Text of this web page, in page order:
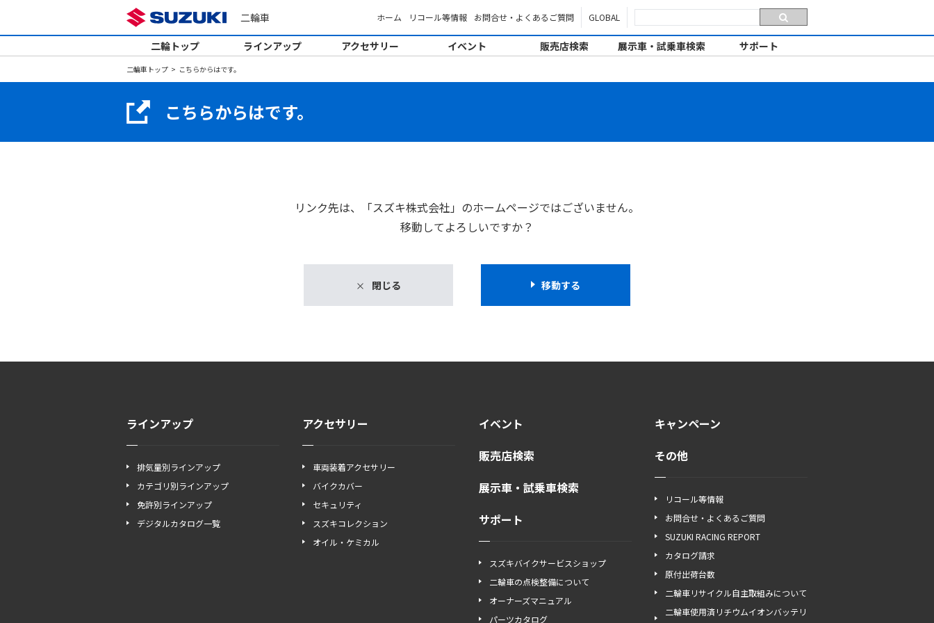
二輪車 ホーム リコール等情報 お問合せ・よくあるご質問 GLOBAL
二輪トップ ラインアップ アクセサリー イベント 販売店検索 展示車・試乗車検索 サポート
二輪車トップ こちらからはです。
こちらからはです。
リンク先は、「スズキ株式会社」のホームページではございません。
移動してよろしいですか？
閉じる 移動する
ラインアップ
排気量別ラインアップ
カテゴリ別ラインアップ
免許別ラインアップ
デジタルカタログ一覧
アクセサリー
車両装着アクセサリー
バイクカバー
セキュリティ
スズキコレクション
オイル・ケミカル
イベント
販売店検索
展示車・試乗車検索
サポート
スズキバイクサービスショップ
二輪車の点検整備について
オーナーズマニュアル
パーツカタログ
キャンペーン
その他
リコール等情報
お問合せ・よくあるご質問
SUZUKI RACING REPORT
カタログ請求
原付出荷台数
二輪車リサイクル自主取組みについて
二輪車使用済リチウムイオンバッテリ